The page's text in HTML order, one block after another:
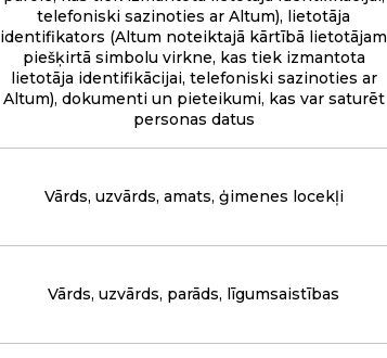
telefoniski sazinoties ar Altum), lietotāja
identifikators (Altum noteiktajā kārtībā lietotājam
piešķirtā simbolu virkne, kas tiek izmantota
lietotāja identifikācijai, telefoniski sazinoties ar
Altum), dokumenti un pieteikumi, kas var saturēt
personas datus
Vārds, uzvārds, amats, ģimenes locekļi
Vārds, uzvārds, parāds, līgumsaistības